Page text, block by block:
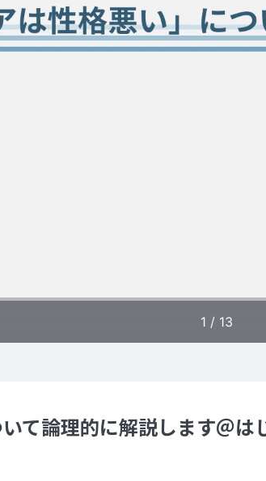
て論理的に解説します＠